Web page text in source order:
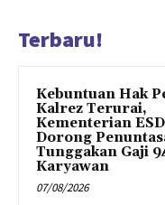
Terbaru!
Kebuntuan Hak
Kalrez Terurai,
Kementerian
Dorong
Tunggakan Gaji
Karyawan
07/08/2026